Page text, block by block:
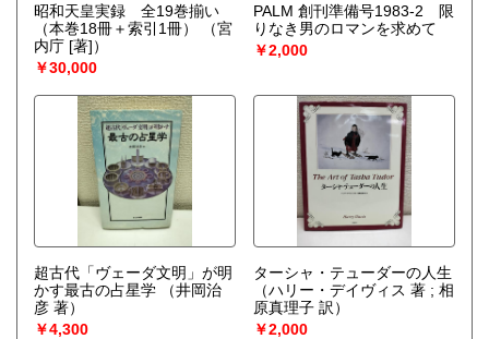
昭和天皇実録 全19巻揃い
（本巻18冊＋索引1冊）
（宮
内庁 [著]）
￥30,000
PALM 創刊準備号1983-2 限
りなき男のロマンを求めて
￥2,000
超古代「ヴェーダ文明」が明
かす最古の占星学
（井岡治
彦 著）
￥4,300
ターシャ・テューダーの人生
（ハリー・デイヴィス 著 ; 相
原真理子 訳）
￥2,000